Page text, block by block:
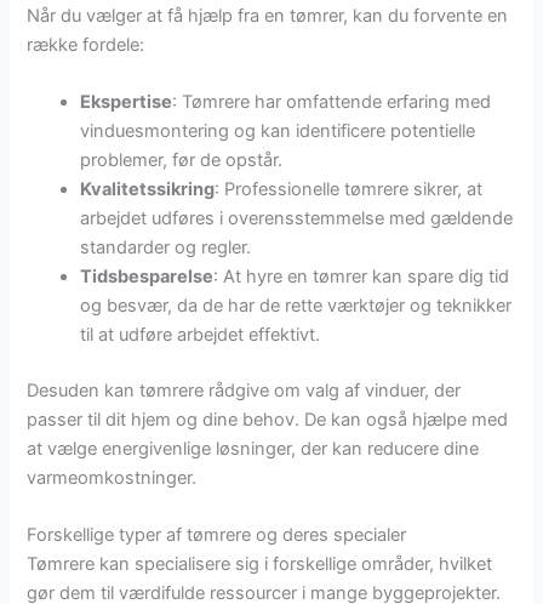
Når du vælger at få hjælp fra en tømrer, kan du forvente en
række fordele:
Ekspertise: Tømrere har omfattende erfaring med
vinduesmontering og kan identificere potentielle
problemer, før de opstår.
Kvalitetssikring: Professionelle tømrere sikrer, at
arbejdet udføres i overensstemmelse med gældende
standarder og regler.
Tidsbesparelse: At hyre en tømrer kan spare dig tid
og besvær, da de har de rette værktøjer og teknikker
til at udføre arbejdet effektivt.
Desuden kan tømrere rådgive om valg af vinduer, der
passer til dit hjem og dine behov. De kan også hjælpe med
at vælge energivenlige løsninger, der kan reducere dine
varmeomkostninger.
Forskellige typer af tømrere og deres specialer
Tømrere kan specialisere sig i forskellige områder, hvilket
gør dem til værdifulde ressourcer i mange byggeprojekter.